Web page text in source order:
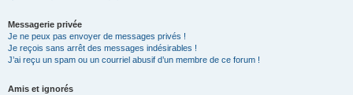
Messagerie privée
Je ne peux pas envoyer de messages privés !
Je reçois sans arrêt des messages indésirables !
J’ai reçu un spam ou un courriel abusif d’un membre de ce forum !
Amis et ignorés